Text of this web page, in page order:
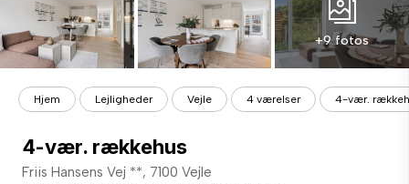
+9 fotos
Hjem Lejligheder Vejle 4 værelser 4-vær.
4-vær. rækkehus
Friis Hansens Vej **, 7100 Vejle